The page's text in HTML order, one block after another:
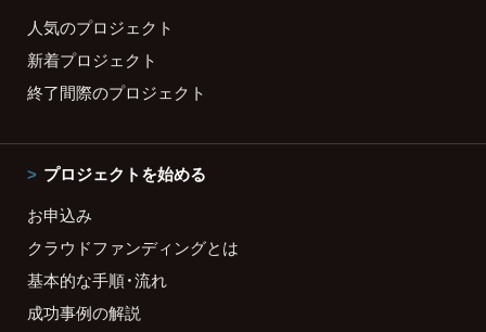
人気のプロジェクト
新着プロジェクト
終了間際のプロジェクト
プロジェクトを始める
お申込み
クラウドファンディングとは
基本的な手順・流れ
成功事例の解説